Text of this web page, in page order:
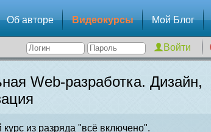
Об авторе Видеокурсы Мой Блог
Web-разработка. Дизайн,
из разряда "всё включено".